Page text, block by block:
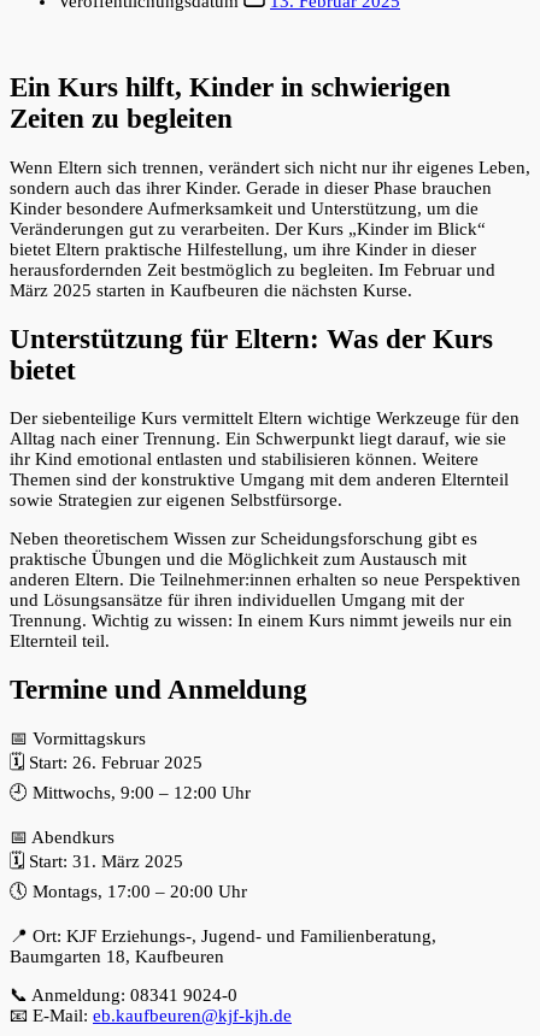
Ein Kurs hilft, Kinder in schwierigen
Zeiten zu begleiten
Wenn Eltern sich trennen, verändert sich nicht nur ihr eigenes Leben,
sondern auch das ihrer Kinder. Gerade in dieser Phase brauchen
Kinder besondere Aufmerksamkeit und Unterstützung, um die
Veränderungen gut zu verarbeiten. Der Kurs „Kinder im Blick“
bietet Eltern praktische Hilfestellung, um ihre Kinder in dieser
herausfordernden Zeit bestmöglich zu begleiten. Im Februar und
März 2025 starten in Kaufbeuren die nächsten Kurse.
Unterstützung für Eltern: Was der Kurs
bietet
Der siebenteilige Kurs vermittelt Eltern wichtige Werkzeuge für den
Alltag nach einer Trennung. Ein Schwerpunkt liegt darauf, wie sie
ihr Kind emotional entlasten und stabilisieren können. Weitere
Themen sind der konstruktive Umgang mit dem anderen Elternteil
sowie Strategien zur eigenen Selbstfürsorge.
Neben theoretischem Wissen zur Scheidungsforschung gibt es
praktische Übungen und die Möglichkeit zum Austausch mit
anderen Eltern. Die Teilnehmer:innen erhalten so neue Perspektiven
und Lösungsansätze für ihren individuellen Umgang mit der
Trennung. Wichtig zu wissen: In einem Kurs nimmt jeweils nur ein
Elternteil teil.
Termine und Anmeldung
📅 Vormittagskurs
🗓 Start: 26. Februar 2025
🕘 Mittwochs, 9:00 – 12:00 Uhr
📅 Abendkurs
🗓 Start: 31. März 2025
🕔 Montags, 17:00 – 20:00 Uhr
📍 Ort: KJF Erziehungs-, Jugend- und Familienberatung,
Baumgarten 18, Kaufbeuren
📞 Anmeldung: 08341 9024-0
📧 E-Mail: eb.kaufbeuren@kjf-kjh.de